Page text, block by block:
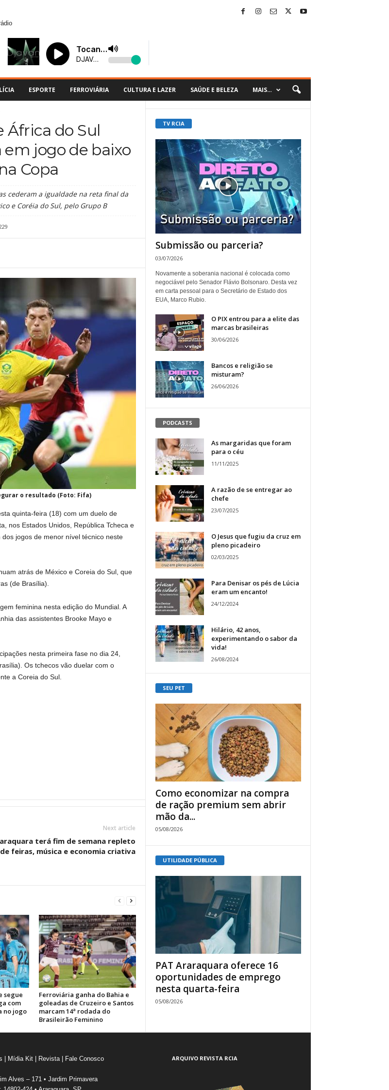
ESPORTE FERROVIÁRIA CULTURA E LAZER SAÚDE E BELEZA MAIS…
África do Sul
jogo de baixo
Copa
cederam a igualdade na reta final da
e Coréia do Sul, pelo Grupo B
o resultado (Foto: Fifa)
quinta-feira (18) com um duelo de
nos Estados Unidos, República Tcheca e
jogos de menor nível técnico neste
atrás de México e Coreia do Sul, que
(de Brasília).
feminina nesta edição do Mundial. A
das assistentes Brooke Mayo e
nesta primeira fase no dia 24,
Os tchecos vão duelar com o
a Coreia do Sul.
Next article
terá fim de semana repleto
de feiras, música e economia criativa
segue
com
no jogo
Ferroviária ganha do Bahia e
goleadas de Cruzeiro e Santos
marcam 14ª rodada do
Brasileirão Feminino
TV RCIA
Submissão ou parceria?
03/07/2026
Novamente a soberania nacional é colocada como
negociável pelo Senador Flávio Bolsonaro. Desta vez
em carta pessoal para o Secretário de Estado dos
EUA, Marco Rubio.
O PIX entrou para a elite das
marcas brasileiras
30/06/2026
Bancos e religião se
misturam?
26/06/2026
PODCASTS
As margaridas que foram
para o céu
11/11/2025
A razão de se entregar ao
chefe
23/07/2025
O Jesus que fugiu da cruz em
pleno picadeiro
02/03/2025
Para Denisar os pés de Lúcia
eram um encanto!
24/12/2024
Hilário, 42 anos,
experimentando o sabor da
vida!
26/08/2024
SEU PET
Como economizar na compra
de ração premium sem abrir
mão da...
05/08/2026
UTILIDADE PÚBLICA
PAT Araraquara oferece 16
oportunidades de emprego
nesta quarta-feira
05/08/2026
Mídia Kit Revista| Fale Conosco
Alves – 171 • Jardim Primavera
ARQUIVO REVISTA RCIA